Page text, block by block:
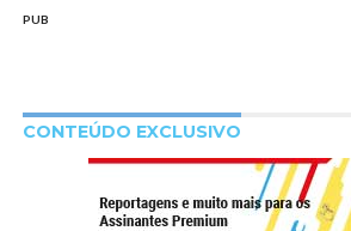
PUB
CONTEÚDO EXCLUSIVO